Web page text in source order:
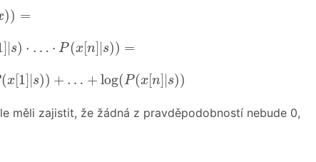
)) =
x))
] |s) ⋅ … ⋅ P (x[n] |s)) =
1] |s (x[n]|s) )=
(x[1] |s)) + … + log(P (x[n] |s))
(x[1] |s)) + log( P(x[n]|s))
měli zajistit, že žádná z pravděpodobností nebude 0,